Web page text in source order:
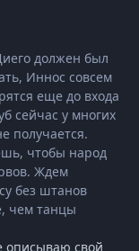
должен был
Иннос совсем
еще до входа
сейчас у многих
получается.
чтобы народ
Ждем
без штанов
чем танцы
описываю свой